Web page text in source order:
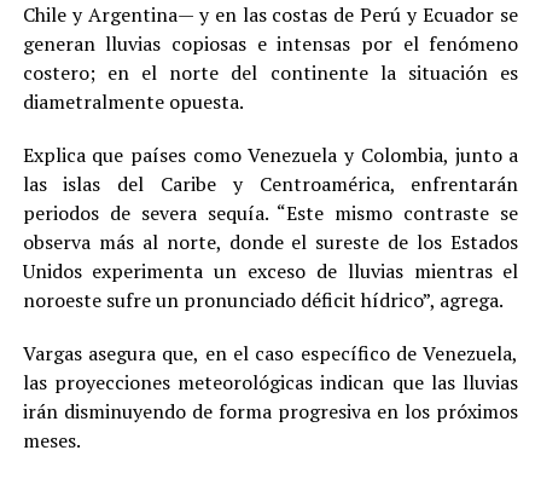
Chile y Argentina— y en las costas de Perú y Ecuador se
generan lluvias copiosas e intensas por el fenómeno
costero; en el norte del continente la situación es
diametralmente opuesta.
Explica que países como Venezuela y Colombia, junto a
las islas del Caribe y Centroamérica, enfrentarán
periodos de severa sequía. “Este mismo contraste se
observa más al norte, donde el sureste de los Estados
Unidos experimenta un exceso de lluvias mientras el
noroeste sufre un pronunciado déficit hídrico”, agrega.
Vargas asegura que, en el caso específico de Venezuela,
las proyecciones meteorológicas indican que las lluvias
irán disminuyendo de forma progresiva en los próximos
meses.